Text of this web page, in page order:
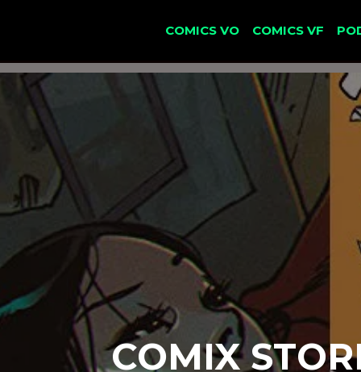
COMICS VO COMICS VF
COMIX